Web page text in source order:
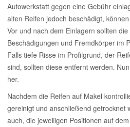
Autowerkstatt gegen eine Gebühr
alten Reifen jedoch beschädigt,
Vor und nach dem Einlagern sollten
Beschädigungen und Fremdkörper im
Falls tiefe Risse im Profilgrund, der
sind, sollten diese entfernt werden.
her.
Nachdem die Reifen auf Makel
gereinigt und anschließend getrocknet
auch, die jeweiligen Positionen auf